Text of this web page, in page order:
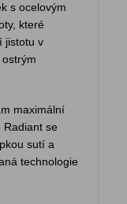
s ocelovým
které
jistotu v
maximální
se
sutí a
technologie